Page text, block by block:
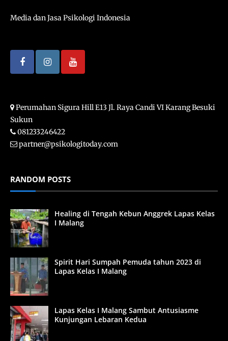
Media dan Jasa Psikologi Indonesia
Perumahan Sigura Hill E13 Jl. Raya Candi VI Karang Besuki
Sukun
081233246422
partner@psikologitoday.com
RANDOM POSTS
Healing di Tengah Kebun Anggrek Lapas Kelas
I Malang
Spirit Hari Sumpah Pemuda tahun 2023 di
Lapas Kelas I Malang
Lapas Kelas I Malang Sambut Antusiasme
Kunjungan Lebaran Kedua